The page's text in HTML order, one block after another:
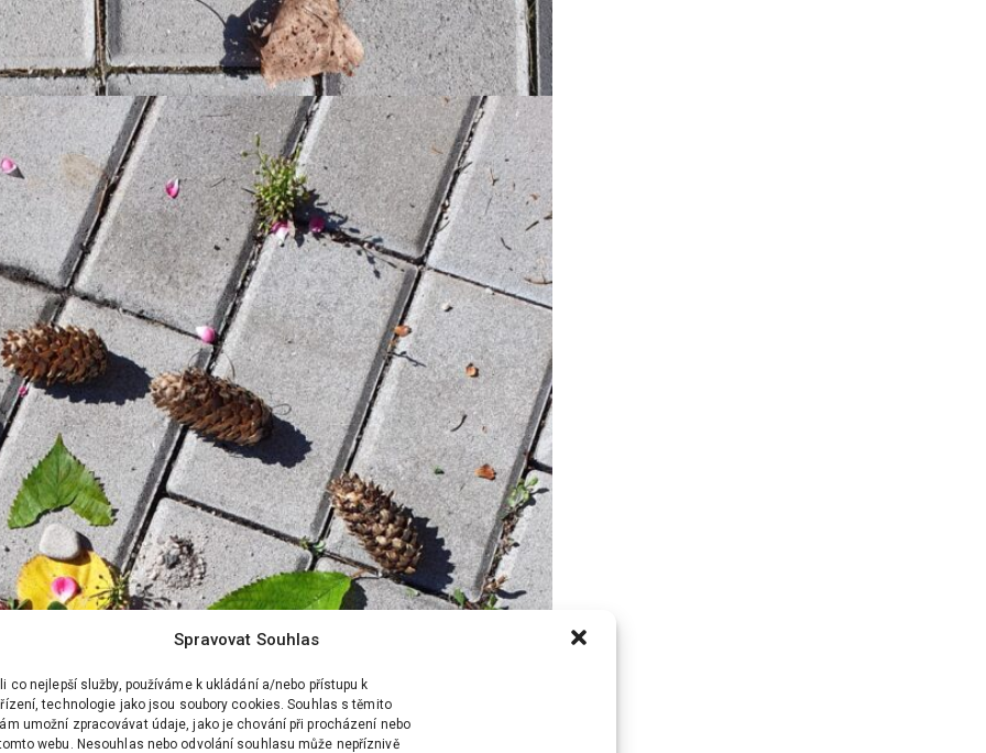
Spravovat Souhlas
co nejlepší služby, používáme k ukládání a/nebo přístupu k
technologie jako jsou soubory cookies. Souhlas s těmito
umožní zpracovávat údaje, jako je chování při procházení nebo
webu. Nesouhlas nebo odvolání souhlasu může nepříznivě